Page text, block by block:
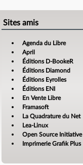
Sites amis
Agenda du Libre
April
Éditions D-BookeR
Éditions Diamond
Éditions Eyrolles
Éditions ENI
En Vente Libre
Framasoft
La Quadrature du Net
Lea-Linux
Open Source Initiative
Imprimerie Grafik Plus